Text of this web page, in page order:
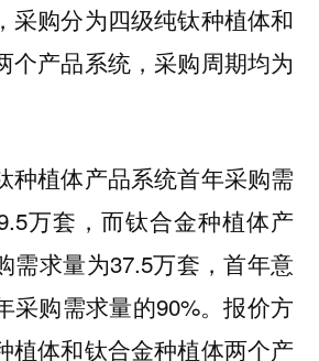
采购分为四级纯钛种植体和
个产品系统，采购周期均为
种植体产品系统首年采购需
万套，而钛合金种植体产
需求量为37.5万套，首年意
采购需求量的90%。报价方
植体和钛合金种植体两个产